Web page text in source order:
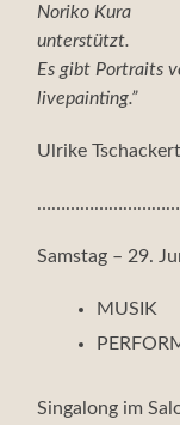
Noriko Kura
unterstützt.
Es gibt Portraits
livepainting.”
Ulrike Tschackert
Samstag – 29.
MUSIK
Singalong im